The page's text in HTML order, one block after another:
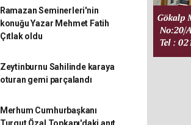
Ramazan Seminerleri'nin
konuğu Yazar Mehmet Fatih
Çıtlak oldu
Zeytinburnu Sahilinde karaya
oturan gemi parçalandı
Merhum Cumhurbaşkanı